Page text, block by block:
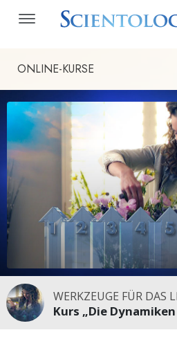
ONLINE-KURSE
WERKZEUGE FÜR DAS
Kurs „Die